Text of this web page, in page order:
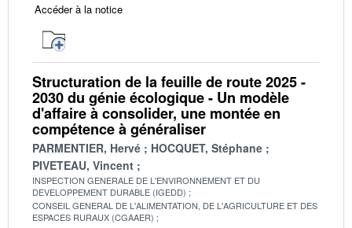
Accéder à la notice
Structuration de la feuille de route 2025 -
2030 du génie écologique - Un modèle
d'affaire à consolider, une montée en
compétence à généraliser
PARMENTIER, Hervé
HOCQUET, Stéphane
PIVETEAU, Vincent
INSPECTION GENERALE DE L'ENVIRONNEMENT ET DU
DEVELOPPEMENT DURABLE (IGEDD)
CONSEIL GENERAL DE L'ALIMENTATION, DE L'AGRICULTURE ET DES
ESPACES RURAUX (CGAAER)